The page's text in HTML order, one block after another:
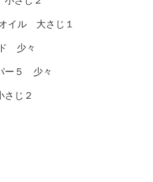
イル 大さじ１
少々
ー５ 少々
じ２